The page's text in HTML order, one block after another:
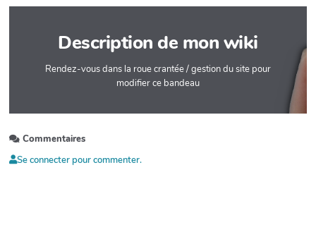
Description de mon wiki
Rendez-vous dans la roue crantée / gestion du site pour
modifier ce bandeau
Commentaires
Se connecter pour commenter.